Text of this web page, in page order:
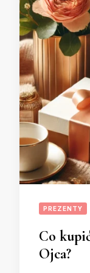
PREZENTY
Co
Ojca?